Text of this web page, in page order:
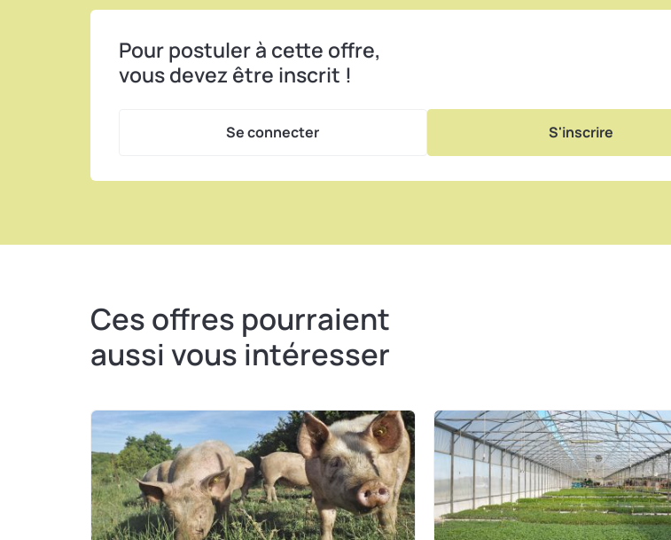
Pour postuler à cette offre,
vous devez être inscrit !
Se connecter S'inscrire
Ces offres pourraient
aussi vous intéresser